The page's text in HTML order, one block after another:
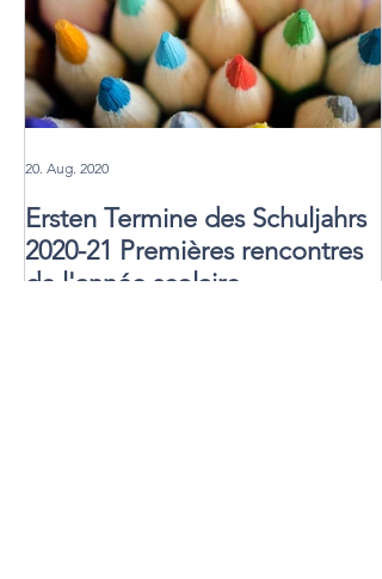
Ersten Termine des Schuljahrs
2020-21 Premières rencontres
de l'année scolaire
20. Aug. 2020